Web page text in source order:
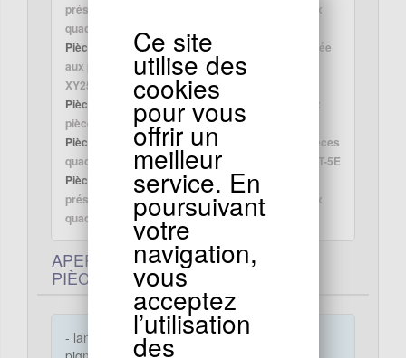
présentent dans cette rubrique sont adaptées aux
quads la marque Shineray 250 ST9C
Pièces Shineray 250 STIXE ST9E :
rubrique destinée
aux pièces quads Shineray XY250ST-9E ,
XY250STIXE
Pièces Shineray 250 STXE : rubrique destinée aux
pièces quads Shineray 250STXE
Pièces Shineray 300cc : rubrique destinée aux pièces
quads Shineray XY300STE, XY300ST-4E, XY300ST-5E
Pièces Shineray 350cc :Les pièces détachées
présentent dans cette rubrique sont adaptées aux
quads la marque Shineray 350cc
APERÇUS DE NOS PIÈCES POUR
PIÈCES QUAD SHINERAY
- lanceur pocket quad en aluminium avec
Ce site
utilise des
cookies
pour vous
offrir un
meilleur
service. En
poursuivant
votre
navigation,
vous
acceptez
l’utilisation
des